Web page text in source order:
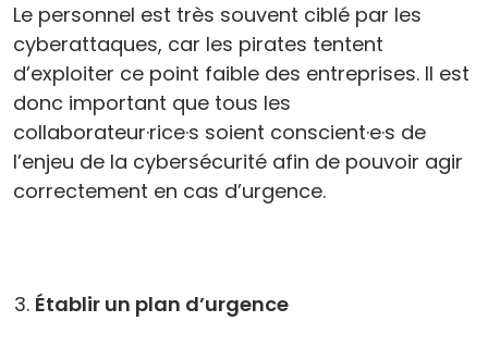
Le personnel est très souvent ciblé par les
cyber­attaques, car les pirates tentent
d’exploiter ce point faible des entreprises. Il est
donc important que tous les
collaborateur·rice·s soient conscient·e·s de
l’enjeu de la cybersécurité afin de pouvoir agir
correctement en cas d’urgence.
Établir un plan d’urgence